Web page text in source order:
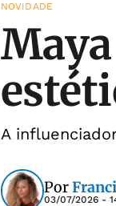
NOVIDADE
A
Por
03/07/2026 -